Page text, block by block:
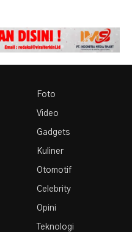
Foto
Video
Gadgets
Kuliner
Otomotif
Celebrity
Opini
Teknologi